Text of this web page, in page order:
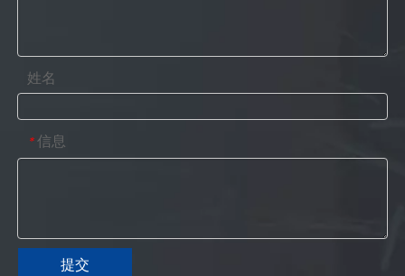
姓名
* 信息
提交